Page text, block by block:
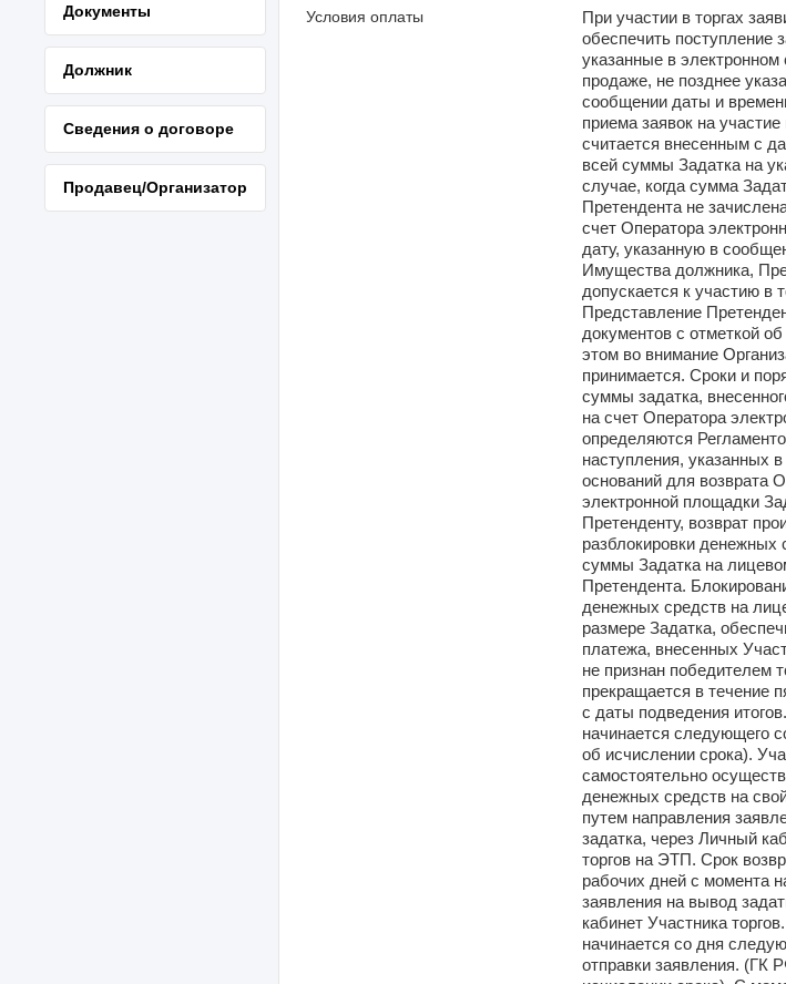
Документы
Должник
Сведения о договоре
Продавец/Организатор
Условия оплаты
При участии в торгах
обеспечить поступление
указанные в
продаже, не позднее
сообщении даты и
приема заявок на участие
считается внесенным с
всей суммы Задатка на
случае, когда сумма
Претендента не
счет Оператора
дату, указанную в
Имущества должника,
допускается к участию в
Представление
документов с отметкой
этом во внимание
принимается. Сроки и
суммы задатка,
на счет Оператора
определяются
наступления, указанных
оснований для возврата
электронной площадки
Претенденту, возврат
разблокировки денежных
суммы Задатка на
Претендента.
денежных средств на
размере Задатка,
платежа, внесенных
не признан победителем
прекращается в течение
с даты подведения
начинается следующего
об исчислении срока).
самостоятельно
денежных средств на
путем направления
задатка, через Личный
торгов на ЭТП. Срок
рабочих дней с момента
заявления на вывод
кабинет Участника
начинается со дня
отправки заявления. (ГК